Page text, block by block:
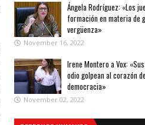
Ángela Rodríguez: «Los
formación en materia de
vergüenza»
November 16, 2022
Irene Montero a Vox:
odio golpean al corazón
democracia»
November 02, 2022